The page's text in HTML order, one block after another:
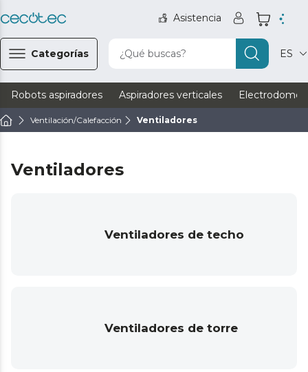
Asistencia
Categorías ¿Qué buscas? ES
Robots aspiradores Aspiradores verticales
Ventilación/Calefacción Ventiladores
Ventiladores
Ventiladores de techo
Ventiladores de torre